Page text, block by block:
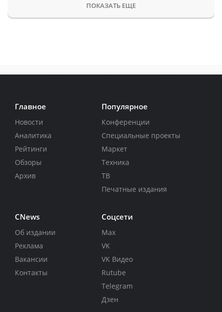
ПОКАЗАТЬ ЕЩЕ
Главное
Новости
Аналитика
Рейтинги
Обзоры
Архив
Популярное
Конференции
Специальные проекты
Маркет
Техника
ТВ
Печатные издания
CNews
Об издании
Реклама
Вакансии
Контакты
Соцсети
Max
VK
VK Видео
Rutube
Telegram
Дзен